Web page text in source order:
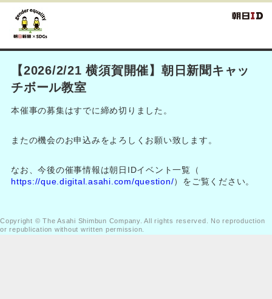
【2026/2/21 横須賀開催】朝日新聞キャッ
チボール教室
本催事の募集はすでに締め切りました。
またの機会のお申込みをよろしくお願い致します。
なお、今後の催事情報は朝日IDイベント一覧（
https://que.digital.asahi.com/question/）をご覧ください。
Copyright © The Asahi Shimbun Company. All rights reserved. No reproduction
or republication without written permission.